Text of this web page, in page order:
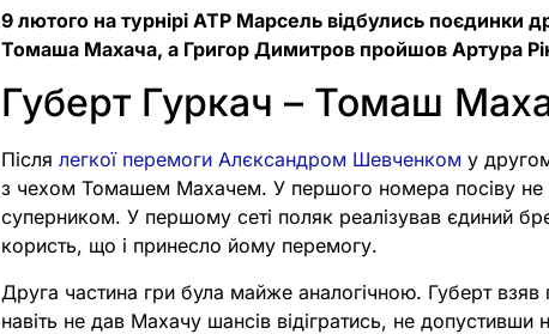
9 лютого на турнірі ATP Марсель відбулись поєдинки
Томаша Махача, а Григор Димитров пройшов Артура
Губерт Гуркач – Томаш
Післялегкої перемоги Алєксандром Шевченком у
з чехом Томашем Махачем. У першого номера посіву не
суперником. У першому сеті поляк реалізував єдиний
користь, що і принесло йому перемогу.
Друга частина гри була майже аналогічною. Губерт взяв
навіть не дав Махачу шансів відігратись, не допустивши